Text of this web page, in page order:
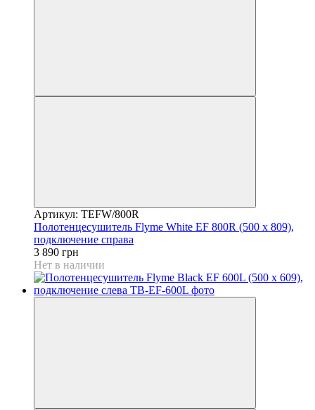
Артикул: TEFW/800R
Полотенцесушитель Flyme White EF 800R (500 х 809),
подключение справа
3 890 грн
Нет в наличии